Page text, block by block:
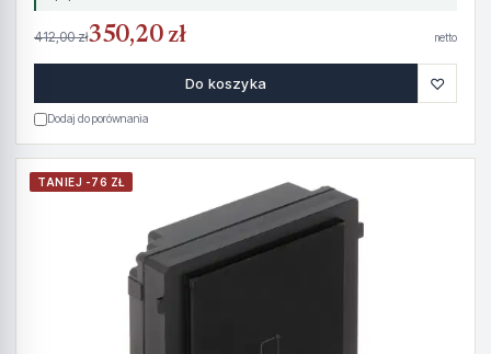
412,00 zł350,20 zł netto
Do koszyka ♡
Dodaj do porównania
TANIEJ -76 ZŁ